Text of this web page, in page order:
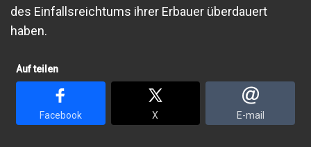
des Einfallsreichtums ihrer Erbauer überdauert
haben.
Auf teilen
Facebook X E-mail